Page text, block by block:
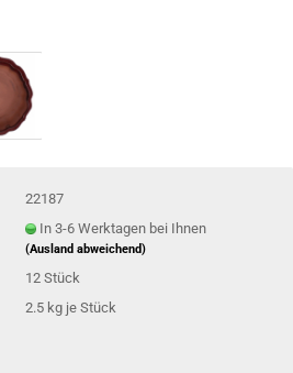
22187
In 3-6 Werktagen bei Ihnen
(Ausland abweichend)
12Stück
2.5 kg je Stück